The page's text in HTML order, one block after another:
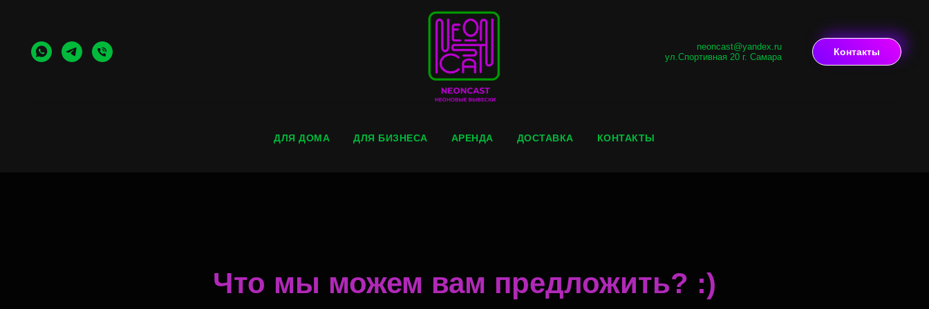
neoncast@yandex.ru
ул.Спортивная 20 г. Самара
Контакты
ДЛЯ ДОМА ДЛЯ БИЗНЕСА АРЕНДА ДОСТАВКА КОНТАКТЫ
Что мы можем вам предложить? :)